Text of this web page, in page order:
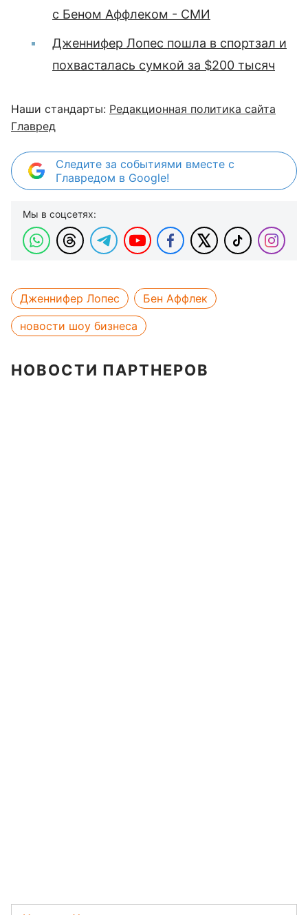
с Беном Аффлеком - СМИ
Дженнифер Лопес пошла в спортзал и
похвасталась сумкой за $200 тысяч
Наши стандарты: Редакционная политика сайта
Главред
Следите за событиями вместе с
Главредом в Google!
Мы в соцсетях:
Дженнифер Лопес
Бен Аффлек
новости шоу бизнеса
НОВОСТИ ПАРТНЕРОВ